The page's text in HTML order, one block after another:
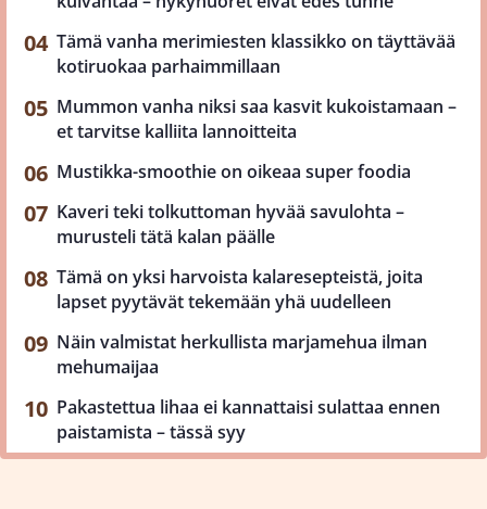
Tämä vanha merimiesten klassikko on täyttävää
kotiruokaa parhaimmillaan
Mummon vanha niksi saa kasvit kukoistamaan –
et tarvitse kalliita lannoitteita
Mustikka-smoothie on oikeaa super foodia
Kaveri teki tolkuttoman hyvää savulohta –
murusteli tätä kalan päälle
Tämä on yksi harvoista kalaresepteistä, joita
lapset pyytävät tekemään yhä uudelleen
Näin valmistat herkullista marjamehua ilman
mehumaijaa
Pakastettua lihaa ei kannattaisi sulattaa ennen
paistamista – tässä syy